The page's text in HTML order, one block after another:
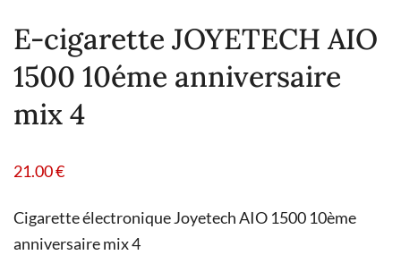
E-cigarette JOYETECH AIO
1500 10éme anniversaire
mix 4
21.00€
Cigarette électronique Joyetech AIO 1500 10ème
anniversaire mix 4